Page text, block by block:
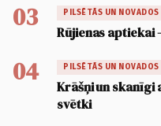
03 PILSĒTĀS UN NOVADOS
Rūjienas aptiekai
04 PILSĒTĀS UN NOVADOS
Krāšņi un skanīgi
svētki